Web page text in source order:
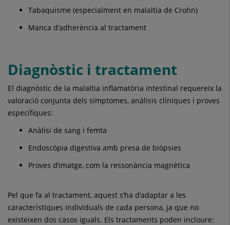
Tabaquisme (especialment en malaltia de Crohn)
Manca d’adherència al tractament
Diagnòstic i tractament
El diagnòstic de la malaltia inflamatòria intestinal requereix la
valoració conjunta dels símptomes, anàlisis clíniques i proves
específiques:
Anàlisi de sang i femta
Endoscòpia digestiva amb presa de biòpsies
Proves d’imatge, com la ressonància magnètica
Pel que fa al tractament, aquest s’ha d’adaptar a les
característiques individuals de cada persona, ja que no
existeixen dos casos iguals. Els tractaments poden incloure: